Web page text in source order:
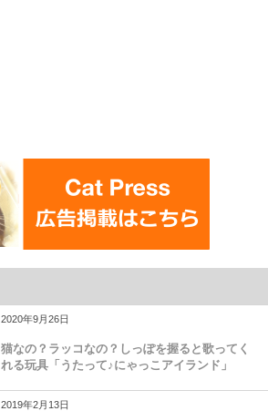
2020年9月26日
猫なの？ラッコなの？しっぽを握ると歌ってく
れる玩具「うたって♪にゃっこアイランド」
2019年2月13日